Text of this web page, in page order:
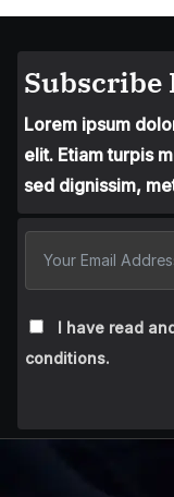
Subscribe
Lorem ipsum
elit. Etiam turpis
sed dignissim,
I have read
conditions.